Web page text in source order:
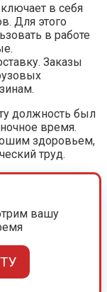
в себя
Для этого
в работе
Заказы
должность был
время.
здоровьем,
труд.
вашу